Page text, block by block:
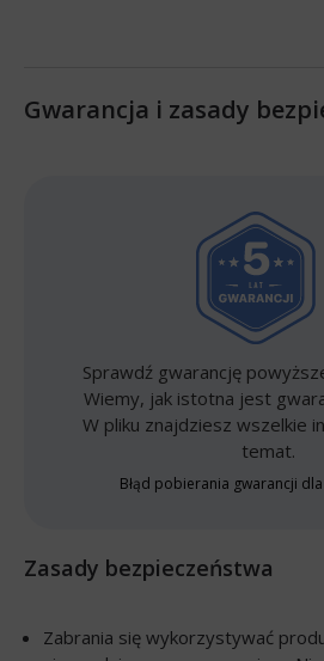
Gwarancja i zasady
Sprawdź gwarancję
Wiemy, jak istotna jest
W pliku znajdziesz wszelkie
temat.
Błąd pobierania gwarancji
Zasady bezpieczeństwa
Zabrania się wykorzystywać